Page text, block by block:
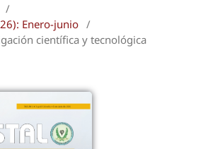
/
Enero-junio /
científica y tecnológica